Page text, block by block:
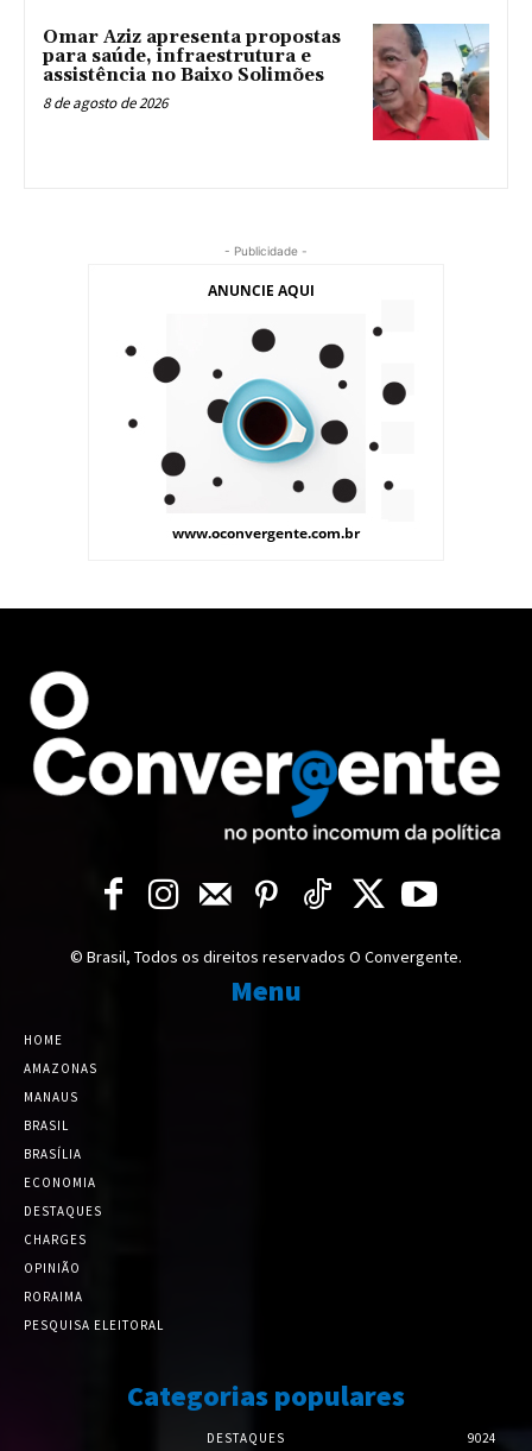
Omar Aziz apresenta propostas
para saúde, infraestrutura e
assistência no Baixo Solimões
8 de agosto de 2026
- Publicidade -
© Brasil, Todos os direitos reservados O Convergente.
Menu
HOME
AMAZONAS
MANAUS
BRASIL
BRASÍLIA
ECONOMIA
DESTAQUES
CHARGES
OPINIÃO
RORAIMA
PESQUISA ELEITORAL
Categorias populares
DESTAQUES 9024